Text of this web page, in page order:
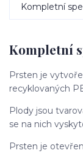
Kompletní
Kompletní
Prsten je
recyklovaných
Plody jsou
se na nich
Prsten je